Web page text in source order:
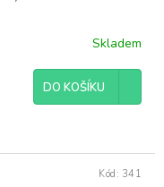
Skladem
DO KOŠÍKU
Kód: 341